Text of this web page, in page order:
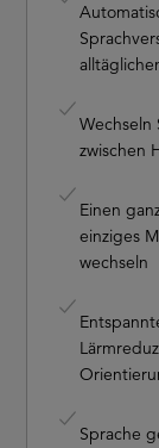
Wechseln
zwischen
Einen
einziges
wechseln
Sprache